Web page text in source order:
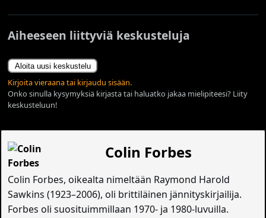
Aiheeseen liittyviä keskusteluja
Aloita uusi keskustelu
Kirjoita vieraana tai kirjaudu sisään.
Onko sinulla kysymyksiä kirjasta tai haluatko jakaa mielipiteesi? Liity
keskusteluun!
Colin Forbes
Colin Forbes, oikealta nimeltään Raymond Harold
Sawkins (1923–2006), oli brittiläinen jännityskirjailija.
Forbes oli suosituimmillaan 1970- ja 1980-luvuilla.